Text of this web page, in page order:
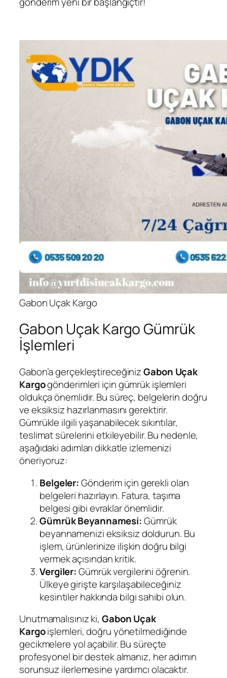
Gabon Uçak Kargo
Gabon Uçak Kargo Gümrük
İşlemleri
Gabon’a gerçekleştireceğinizGabon Uçak
Kargogönderimleri için gümrük işlemleri
oldukça önemlidir. Bu süreç, belgelerin doğru
ve eksiksiz hazırlanmasını gerektirir.
Gümrükle ilgili yaşanabilecek sıkıntılar,
teslimat sürelerini etkileyebilir. Bu nedenle,
aşağıdaki adımları dikkatle izlemenizi
öneriyoruz:
Belgeler:Gönderim için gerekli olan
belgeleri hazırlayın. Fatura, taşıma
belgesi gibi evraklar önemlidir.
Gümrük Beyannamesi:Gümrük
beyannamenizi eksiksiz doldurun. Bu
işlem, ürünlerinize ilişkin doğru bilgi
vermek açısından kritik.
Vergiler:Gümrük vergilerini öğrenin.
Ülkeye girişte karşılaşabileceğiniz
kesintiler hakkında bilgi sahibi olun.
Unutmamalısınız ki, Gabon Uçak
Kargoişlemleri, doğru yönetilmediğinde
gecikmelere yol açabilir. Bu süreçte
profesyonel bir destek almanız, her adımın
sorunsuz ilerlemesine yardımcı olacaktır.